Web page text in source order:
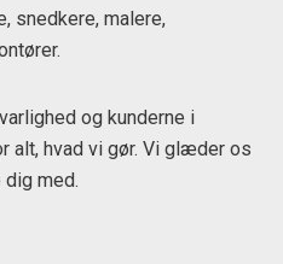
snedkere, malere,
og kunderne i
alt, hvad vi gør. Vi glæder os
med.